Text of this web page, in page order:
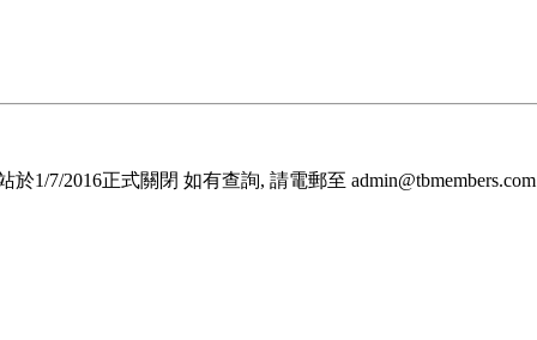
1/7/2016正式關閉 如有查詢, 請電郵至 admin@tbmembers.com